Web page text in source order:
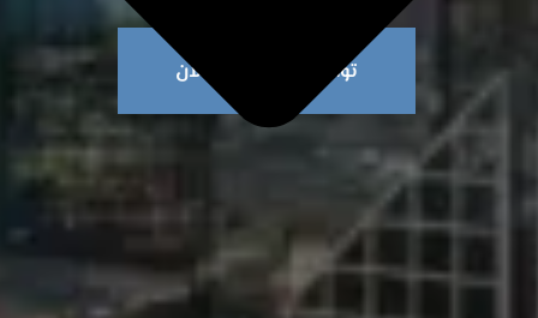
تواصل مع محامينا الآن